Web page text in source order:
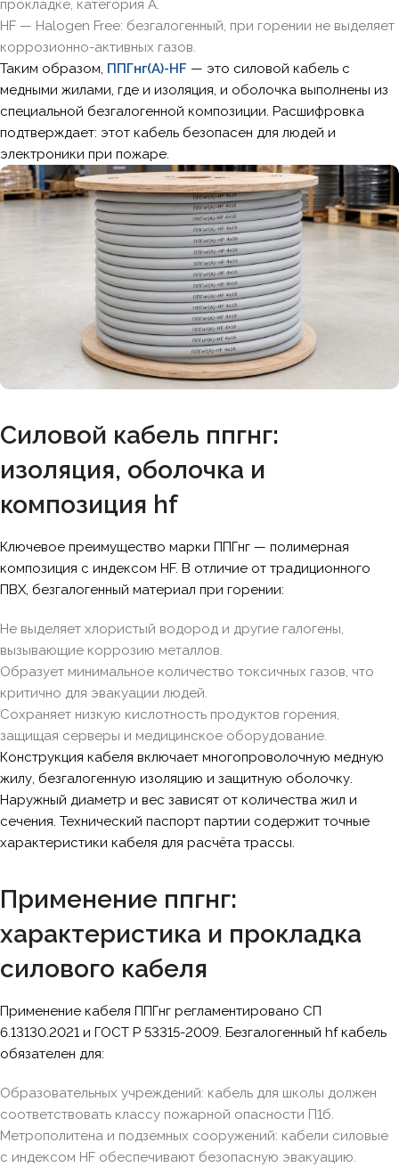
прокладке, категория А.
HF — Halogen Free: безгалогенный, при горении не выделяет
коррозионно-активных газов.
Таким образом, ППГнг(А)-HF — это силовой кабель с
медными жилами, где и изоляция, и оболочка выполнены из
специальной безгалогенной композиции. Расшифровка
подтверждает: этот кабель безопасен для людей и
электроники при пожаре.
Силовой кабель ппгнг:
изоляция, оболочка и
композиция hf
Ключевое преимущество марки ППГнг — полимерная
композиция с индексом HF. В отличие от традиционного
ПВХ, безгалогенный материал при горении:
Не выделяет хлористый водород и другие галогены,
вызывающие коррозию металлов.
Образует минимальное количество токсичных газов, что
критично для эвакуации людей.
Сохраняет низкую кислотность продуктов горения,
защищая серверы и медицинское оборудование.
Конструкция кабеля включает многопроволочную медную
жилу, безгалогенную изоляцию и защитную оболочку.
Наружный диаметр и вес зависят от количества жил и
сечения. Технический паспорт партии содержит точные
характеристики кабеля для расчёта трассы.
Применение ппгнг:
характеристика и прокладка
силового кабеля
Применение кабеля ППГнг регламентировано СП
6.13130.2021 и ГОСТ Р 53315-2009. Безгалогенный hf кабель
обязателен для:
Образовательных учреждений: кабель для школы должен
соответствовать классу пожарной опасности П1б.
Метрополитена и подземных сооружений: кабели силовые
с индексом HF обеспечивают безопасную эвакуацию.